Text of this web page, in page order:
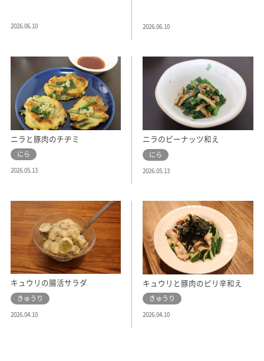
2026.06.10 2026.06.10
ニラと豚肉のチヂミ
にら
2026.05.13
ニラのピーナッツ和え
にら
2026.05.13
キュウリの腸活サラダ
きゅうり
2026.04.10
キュウリと豚肉のピリ辛和え
きゅうり
2026.04.10